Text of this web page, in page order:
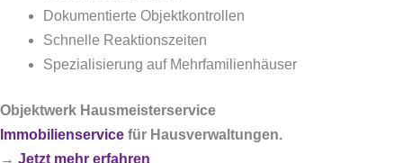
Dokumentierte Objektkontrollen
Schnelle Reaktionszeiten
Spezialisierung auf Mehrfamilienhäuser
Objektwerk Hausmeisterservice
Immobilienservice für Hausverwaltungen.
→ Jetzt mehr erfahren